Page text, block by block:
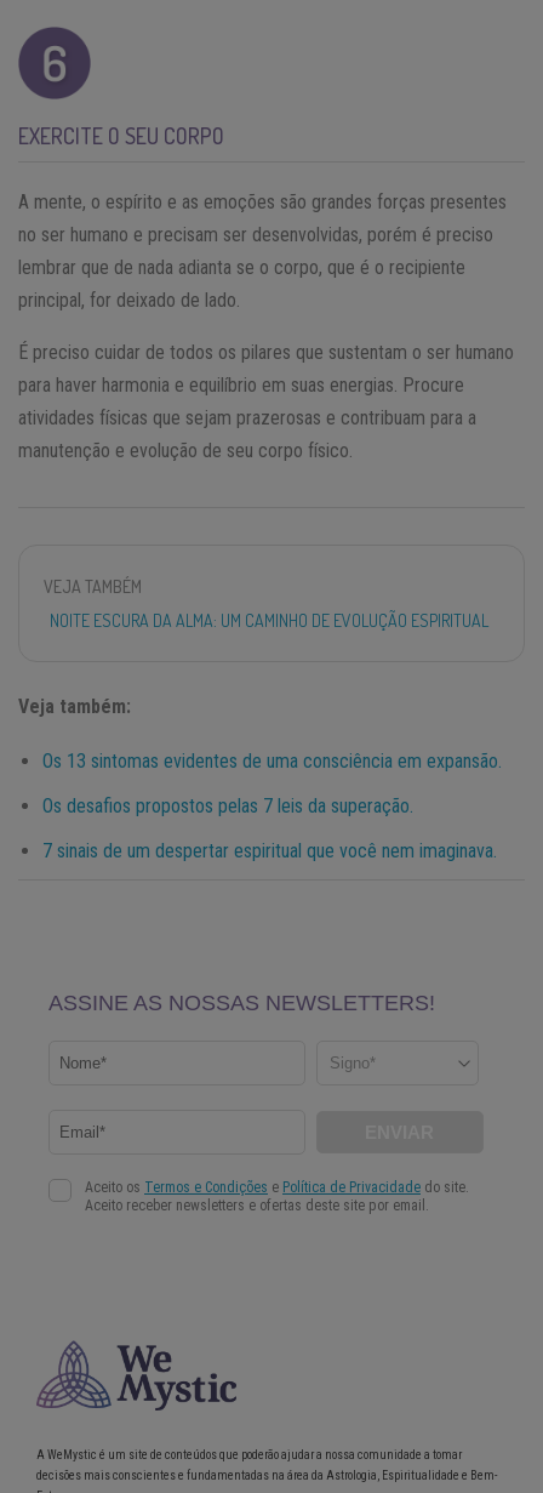
EXERCITE O SEU CORPO
A mente, o espírito e as emoções são grandes forças presentes
no ser humano e precisam ser desenvolvidas, porém é preciso
lembrar que de nada adianta se o corpo, que é o recipiente
principal, for deixado de lado.
É preciso cuidar de todos os pilares que sustentam o ser humano
para haver harmonia e equilíbrio em suas energias. Procure
atividades físicas que sejam prazerosas e contribuam para a
manutenção e evolução de seu corpo físico.
VEJA TAMBÉM
NOITE ESCURA DA ALMA: UM CAMINHO DE EVOLUÇÃO ESPIRITUAL
Veja também:
Os 13 sintomas evidentes de uma consciência em expansão.
Os desafios propostos pelas 7 leis da superação.
7 sinais de um despertar espiritual que você nem imaginava.
A WeMystic é um site de conteúdos que poderão ajudar a nossa comunidade a tomar
decisões mais conscientes e fundamentadas na área da Astrologia, Espiritualidade e Bem-